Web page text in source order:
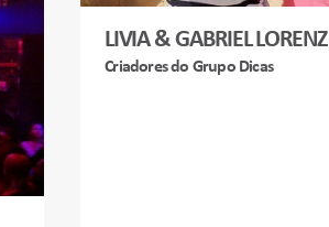
LIVIA & GABRIEL LORENZI
Criadores do Grupo Dicas